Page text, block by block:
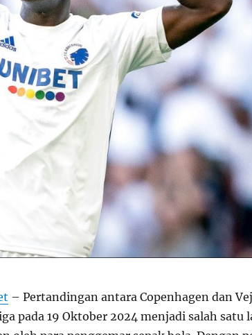
– Pertandingan antara Copenhagen dan
pada 19 Oktober 2024 menjadi salah satu